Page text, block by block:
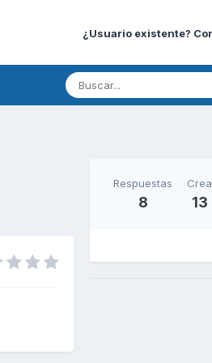
¿Usuario existente?
Respuestas
8 13